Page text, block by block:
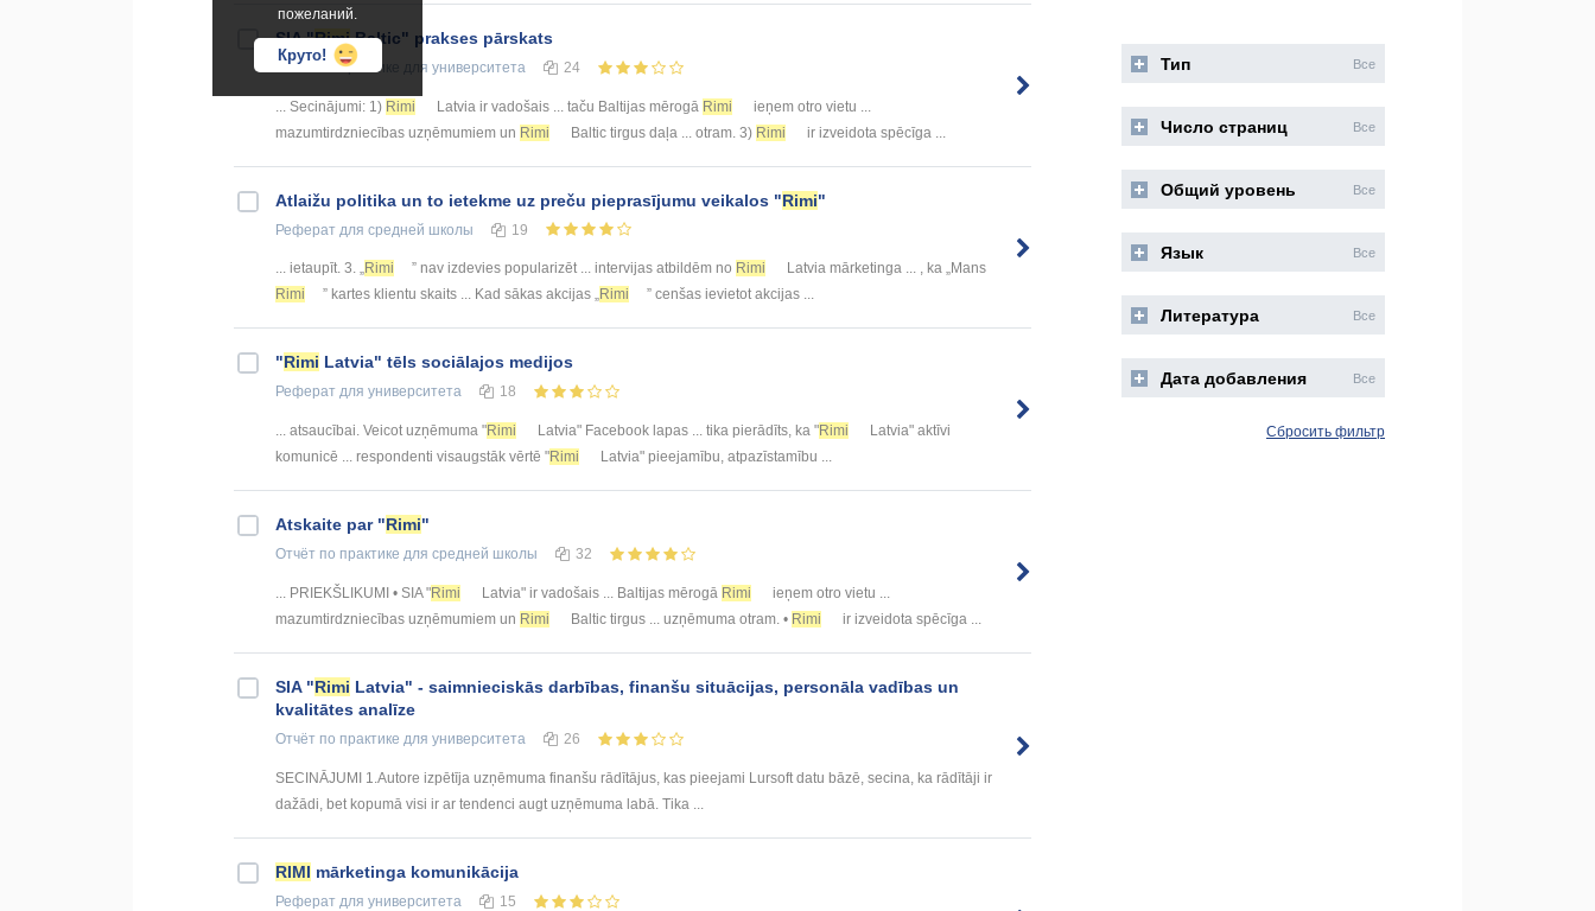
пожеланий.
Круто!
SIA "RimiBaltic" prakses pārskats
Отчёт по практике для университета 24
... Secinājumi: 1) Rimi Latvia ir vadošais ... taču Baltijas mērogā Rimi
ieņem otro vietu ...
mazumtirdzniecības uzņēmumiem un Rimi Baltic tirgus daļa ... otram. 3) Rimi ir izveidota spēcīga ...
Atlaižu politika un to ietekme uz preču pieprasījumu veikalos "Rimi"
Реферат для средней школы 19
... ietaupīt. 3. „Rimi ” nav izdevies popularizēt ... intervijas atbildēm no Rimi
Latvia mārketinga ... , ka „Mans
Rimi
” kartes klientu skaits ... Kad sākas akcijas „Rimi ” cenšas ievietot akcijas ...
"Rimi Latvia" tēls sociālajos medijos
Реферат для университета 18
... atsaucībai. Veicot uzņēmuma "Rimi Latvia" Facebook lapas ... tika pierādīts, ka "Rimi
Latvia" aktīvi
komunicē ... respondenti visaugstāk vērtē "Rimi Latvia" pieejamību, atpazīstamību ...
Atskaite par "Rimi"
Отчёт по практике для средней школы 32
... PRIEKŠLIKUMI • SIA "Rimi Latvia" ir vadošais ... Baltijas mērogā Rimi
ieņem otro vietu ...
mazumtirdzniecības uzņēmumiem un Rimi Baltic tirgus ... uzņēmuma otram. • Rimi ir izveidota spēcīga ...
SIA "Rimi Latvia" - saimnieciskās darbības, finanšu situācijas, personāla vadības un
kvalitātes analīze
Отчёт по практике для университета 26
SECINĀJUMI 1.Autore izpētīja uzņēmuma finanšu rādītājus, kas pieejami Lursoft datu bāzē, secina, ka rādītāji ir
dažādi, bet kopumā visi ir ar tendenci augt uzņēmuma labā. Tika ...
RIMI mārketinga komunikācija
Реферат для университета 15
Тип Все
Число страниц Все
Общий уровень Все
Язык Все
Литература Все
Дата добавления Все
Сбросить фильтр